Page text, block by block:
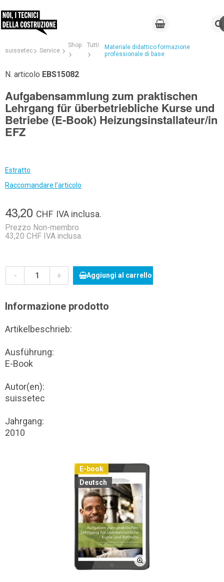
suissetec Service
Shop Tutti
Materiale didattico formazione
professionale di base
N. articolo EBS15082
Aufgabensammlung zum praktischen
Lehrgang für überbetriebliche Kurse und
Betriebe (E-Book) Heizungsinstallateur/in
EFZ
Estratto
Raccomandare l'articolo
43,20 CHF IVA inclusa.
Prezzo Non-membro
43,20 CHF IVA inclusa.
- + Aggiungi al carrello
Informazione prodotto
Artikelbeschrieb:
Ausführung:
E-Book
Autor(en):
suissetec
Jahrgang:
2010
E-book
Deutsch